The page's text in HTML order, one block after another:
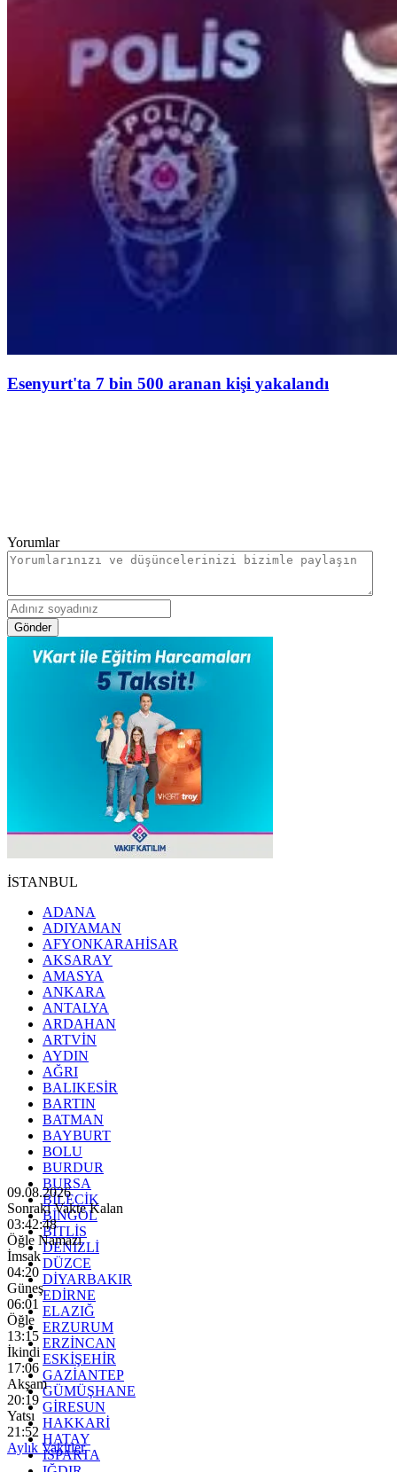
Esenyurt'ta 7 bin 500 aranan kişi yakalandı
Yorumlar
Gönder
İSTANBUL
ADANA
ADIYAMAN
AFYONKARAHİSAR
AKSARAY
AMASYA
ANKARA
ANTALYA
ARDAHAN
ARTVİN
AYDIN
AĞRI
BALIKESİR
BARTIN
BATMAN
BAYBURT
BOLU
BURDUR
BURSA
BİLECİK
BİNGÖL
BİTLİS
DENİZLİ
DÜZCE
DİYARBAKIR
EDİRNE
ELAZIĞ
ERZURUM
ERZİNCAN
ESKİŞEHİR
GAZİANTEP
GÜMÜŞHANE
GİRESUN
HAKKARİ
HATAY
ISPARTA
09.08.2026
Sonraki Vakte Kalan
03:42:46
Öğle Namazı
İmsak
04:20
Güneş
06:01
Öğle
13:15
İkindi
17:06
Akşam
20:19
Yatsı
21:52
Aylık Vakitler